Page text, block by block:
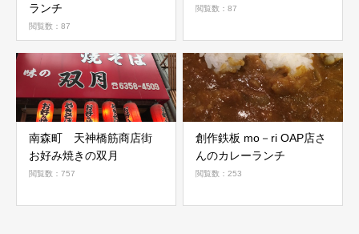
ランチ
閲覧数：87
閲覧数：87
南森町 天神橋筋商店街
お好み焼きの双月
閲覧数：757
創作鉄板 mo－ri OAP店さ
んのカレーランチ
閲覧数：253